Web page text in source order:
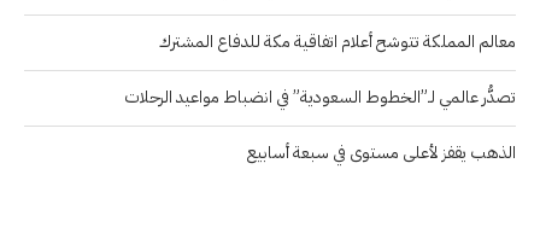
معالم المملكة تتوشح أعلام اتفاقية مكة للدفاع المشترك
تصدُّر عالمي لـ”الخطوط السعودية” في انضباط مواعيد الرحلات
الذهب يقفز لأعلى مستوى في سبعة أسابيع